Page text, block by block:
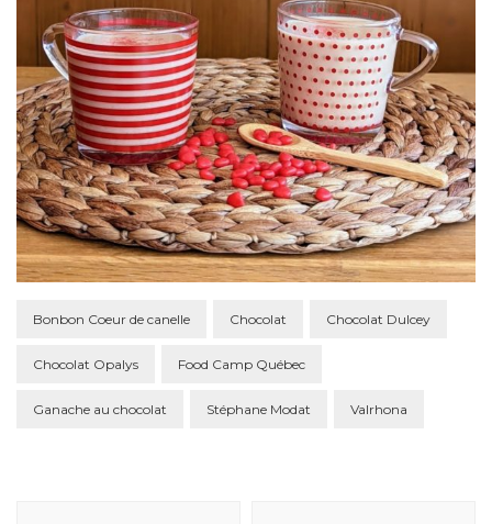
Bonbon Coeur de canelle Chocolat Chocolat Dulcey
Chocolat Opalys Food Camp Québec
Ganache au chocolat Stéphane Modat Valrhona